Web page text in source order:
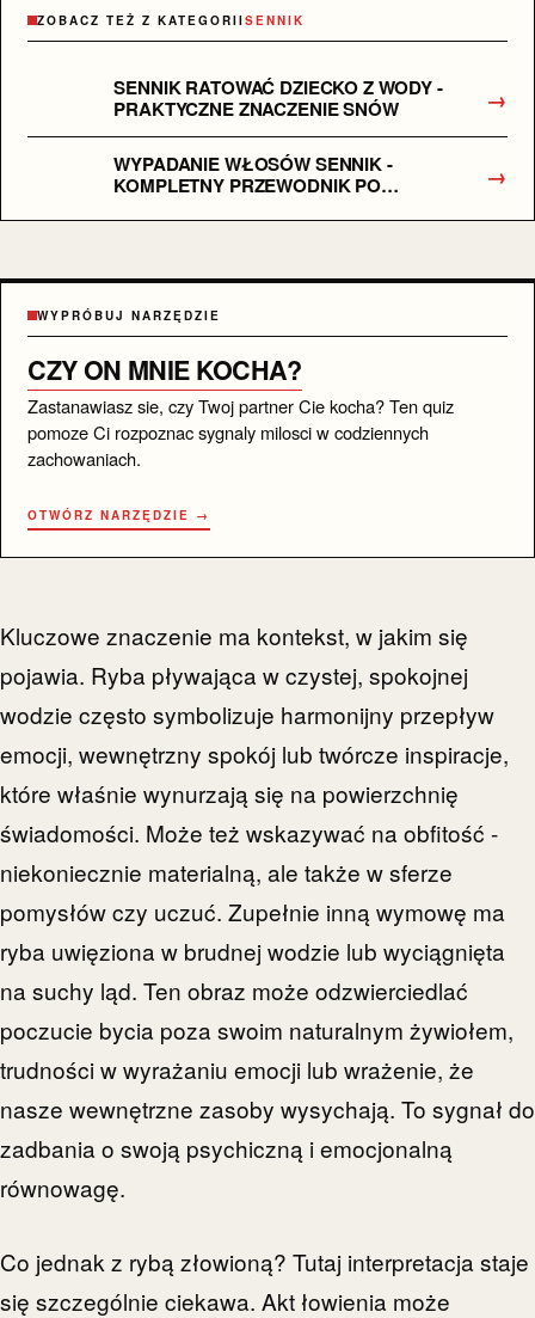
ZOBACZ TEŻ Z KATEGORIISENNIK
SENNIK RATOWAĆ DZIECKO Z WODY -
PRAKTYCZNE ZNACZENIE SNÓW
→
WYPADANIE WŁOSÓW SENNIK -
KOMPLETNY PRZEWODNIK PO
→
WYPRÓBUJ NARZĘDZIE
CZY ON MNIE KOCHA?
Zastanawiasz sie, czy Twoj partner Cie kocha? Ten quiz
pomoze Ci rozpoznac sygnaly milosci w codziennych
zachowaniach.
OTWÓRZ NARZĘDZIE →
Kluczowe znaczenie ma kontekst, w jakim się
pojawia. Ryba pływająca w czystej, spokojnej
wodzie często symbolizuje harmonijny przepływ
emocji, wewnętrzny spokój lub twórcze inspiracje,
które właśnie wynurzają się na powierzchnię
świadomości. Może też wskazywać na obfitość -
niekoniecznie materialną, ale także w sferze
pomysłów czy uczuć. Zupełnie inną wymowę ma
ryba uwięziona w brudnej wodzie lub wyciągnięta
na suchy ląd. Ten obraz może odzwierciedlać
poczucie bycia poza swoim naturalnym żywiołem,
trudności w wyrażaniu emocji lub wrażenie, że
nasze wewnętrzne zasoby wysychają. To sygnał do
zadbania o swoją psychiczną i emocjonalną
równowagę.
Co jednak z rybą złowioną? Tutaj interpretacja staje
się szczególnie ciekawa. Akt łowienia może